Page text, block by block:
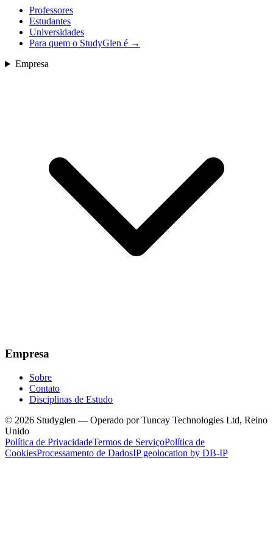
Professores
Estudantes
Universidades
Para quem o StudyGlen é →
Empresa
Empresa
Sobre
Contato
Disciplinas de Estudo
© 2026 Studyglen — Operado por Tuncay Technologies Ltd, Reino
Unido
Política de PrivacidadeTermos de ServiçoPolítica de
CookiesProcessamento de DadosIP geolocation by DB-IP